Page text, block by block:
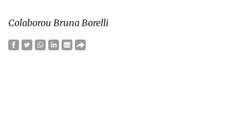
Colaborou Bruna Borelli